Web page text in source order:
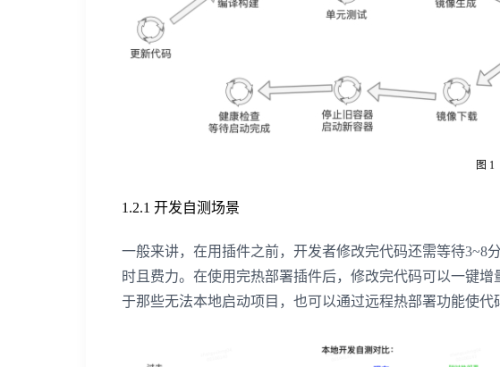
图 1
1.2.1 开发自测场景
一般来讲，在用插件之前，开发者修改完代码还需等待3~8
时且费力。在使用完热部署插件后，修改完代码可以一键
于那些无法本地启动项目，也可以通过远程热部署功能使代